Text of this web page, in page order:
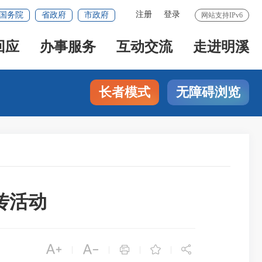
网站支持IPv6
注册 登录
务院 省政府 市政府
应 办事服务 互动交流 走进明溪
长者模式 无障碍浏览
活动
    